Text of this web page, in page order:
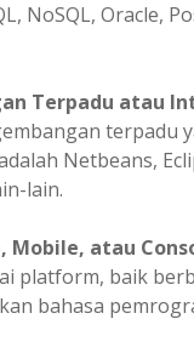
NoSQL, Oracle,
Terpadu atau
terpadu
Netbeans,
lain.
Mobile, atau
platform, baik
bahasa